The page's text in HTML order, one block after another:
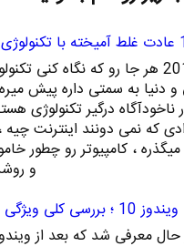
آنها
در سال 2013 هر جا رو که نگاه کنی
و دنیا به سمتی داره پیش
ناخودآگاه درگیر تکنولوژی
که نمی دونند اینترنت چیه
، کامپیوتر رو چطور
و
ویژگی های جدید ویندوز 10